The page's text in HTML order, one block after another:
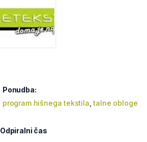
Ponudba:
program hišnega tekstila ,talne obloge
Odpiralni čas